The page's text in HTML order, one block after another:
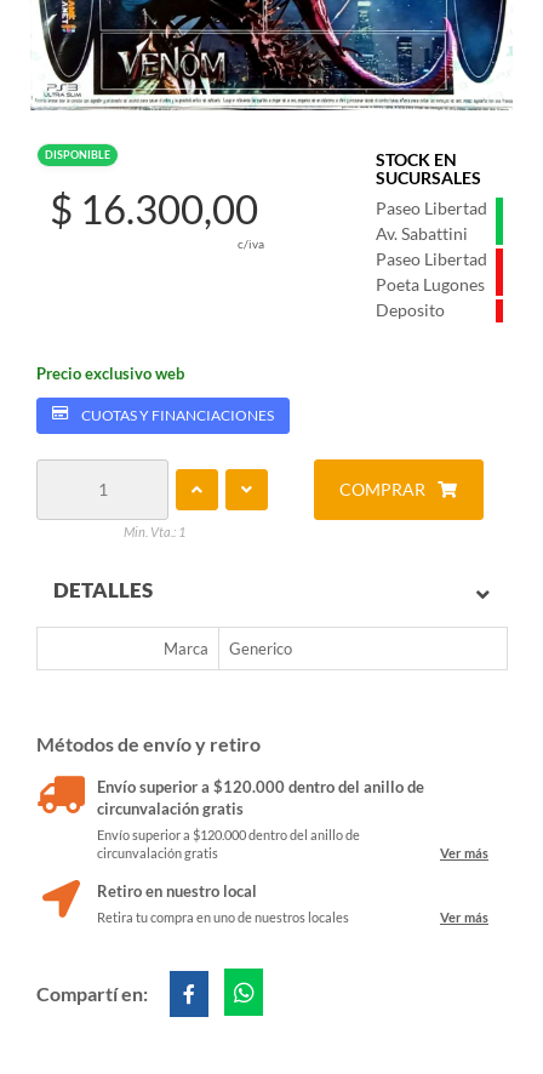
DISPONIBLE
STOCK EN
SUCURSALES
Paseo Libertad
Av. Sabattini
Paseo Libertad
Poeta Lugones
Deposito
$ 16.300,00
c/iva
Precio exclusivo web
CUOTAS Y FINANCIACIONES
Min. Vta.: 1
COMPRAR
DETALLES
Marca Generico
Métodos de envío y retiro
Envío superior a $120.000 dentro del anillo de
circunvalación gratis
Envío superior a $120.000 dentro del anillo de
circunvalación gratis
Ver más
Retiro en nuestro local
Retira tu compra en uno de nuestros locales Ver más
Compartí en: